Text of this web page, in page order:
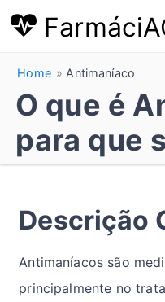
Home Antimaníaco
O que é
para que
Descrição
Antimaníacos são
principalmente no